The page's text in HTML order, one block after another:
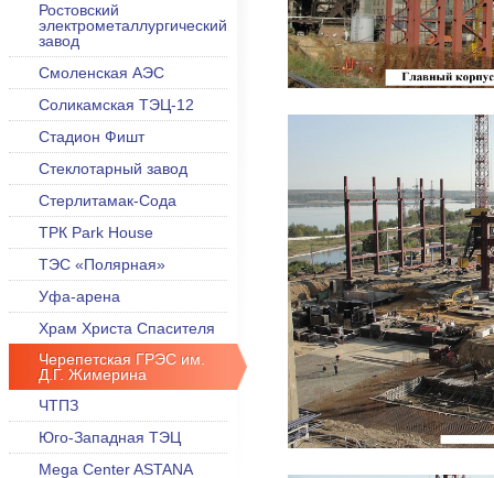
Ростовский
электрометаллургический
завод
Смоленская АЭС
Соликамская ТЭЦ-12
Стадион Фишт
Стеклотарный завод
Стерлитамак-Сода
ТРК Park House
ТЭС «Полярная»
Уфа-арена
Храм Христа Спасителя
Черепетская ГРЭС им.
Д.Г. Жимерина
ЧТПЗ
Юго-Западная ТЭЦ
Mega Center ASTANA